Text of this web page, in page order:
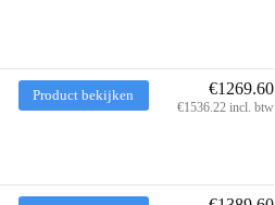
Product bekijken €1269.60
€1536.22 incl. btw